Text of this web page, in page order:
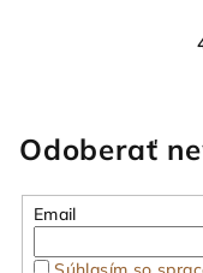
Odoberať
Email